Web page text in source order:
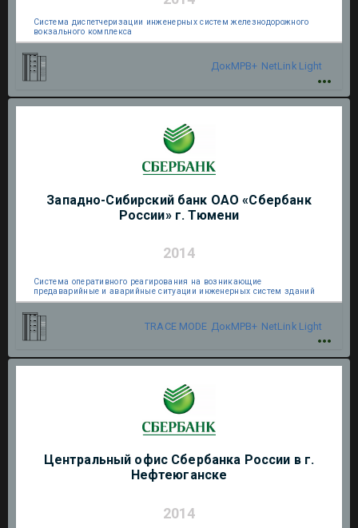
Система диспетчеризации инженерных систем железнодорожного
вокзального комплекса
ДокМРВ+ NetLink Light
Западно-Сибирский банк ОАО «Сбербанк
России» г. Тюмени
2014
Система оперативного реагирования на возникающие
предаварийные и аварийные ситуации инженерных систем зданий
TRACE MODE ДокМРВ+ NetLink Light
Центральный офис Сбербанка России в г.
Нефтеюганске
2014